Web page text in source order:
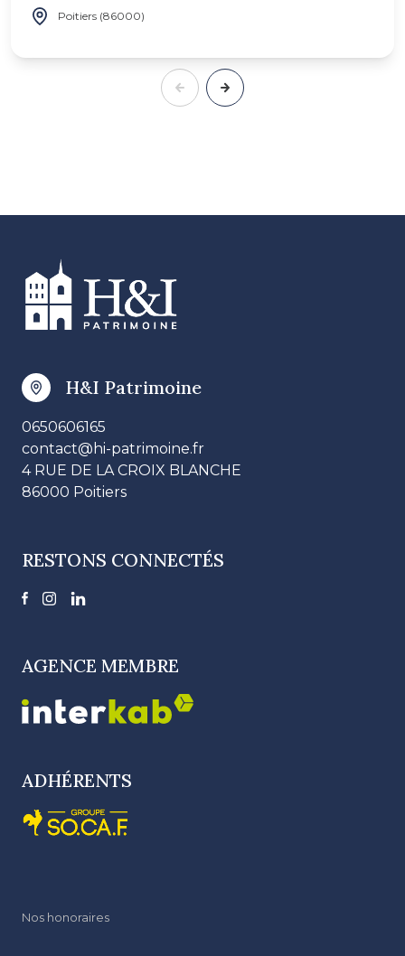
Poitiers (86000)
H&I Patrimoine
0650606165
contact@hi-patrimoine.fr
4 RUE DE LA CROIX BLANCHE
86000 Poitiers
RESTONS CONNECTÉS
AGENCE MEMBRE
ADHÉRENTS
Nos honoraires